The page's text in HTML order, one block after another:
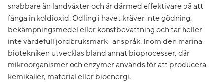
snabbare än landväxter och är därmed effektivare på att
fånga in koldioxid. Odling i havet kräver inte gödning,
bekämpningsmedel eller konstbevattning och tar heller
inte värdefull jordbruksmark i anspråk. Inom den marina
biotekniken utvecklas bland annat bioprocesser, där
mikroorganismer och enzymer används för att producera
kemikalier, material eller bioenergi.